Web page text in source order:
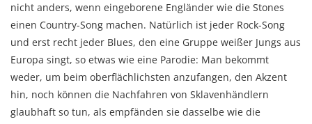
nicht anders, wenn eingeborene Engländer wie die Stones
einen Country-Song machen. Natürlich ist jeder Rock-Song
und erst recht jeder Blues, den eine Gruppe weißer Jungs aus
Europa singt, so etwas wie eine Parodie: Man bekommt
weder, um beim oberflächlichsten anzufangen, den Akzent
hin, noch können die Nachfahren von Sklavenhändlern
glaubhaft so tun, als empfänden sie dasselbe wie die